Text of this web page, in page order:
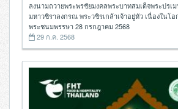
ลงนามถวายพระพรชัยมงคลพระบาทสมเด็จพระปร
มหาวชิราลงกรณ พระวชิรเกล้าเจ้าอยู่หัว เนื่องในโ
พระชนมพรรษา 28 กรกฎาคม 2568
29 ก.ค. 2568